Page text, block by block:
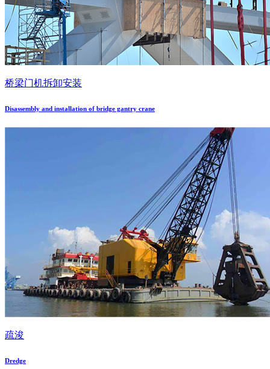
桥梁门机拆卸安装
Disassembly and installation of bridge gantry crane
疏浚
Dredge